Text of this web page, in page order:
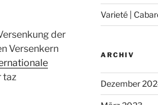
der
Versenkern
taz
Varieté |
ARCHIV
Dezember